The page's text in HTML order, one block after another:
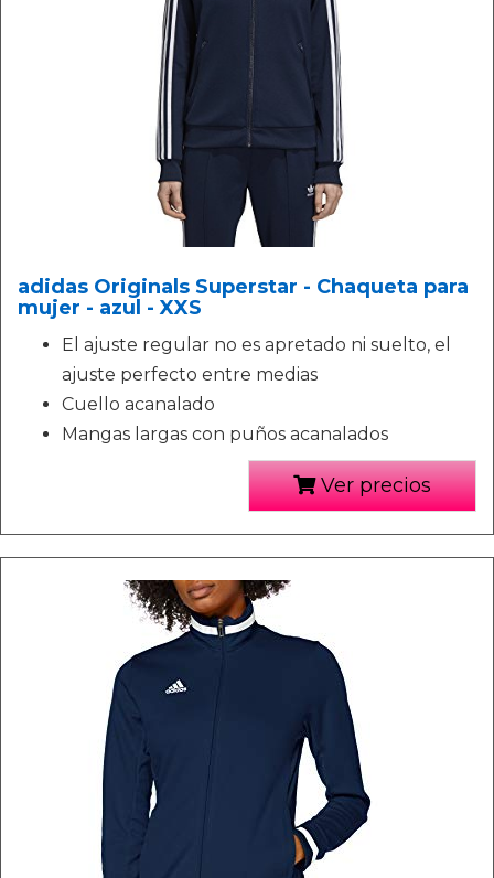
adidas Originals Superstar - Chaqueta para
mujer - azul - XXS
El ajuste regular no es apretado ni suelto, el
ajuste perfecto entre medias
Cuello acanalado
Mangas largas con puños acanalados
Ver precios